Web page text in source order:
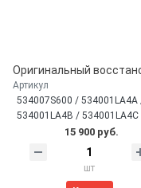
Артикул
534007S600 / 534001LA4A
534001LA4B / 534001LA4C
15 900 руб.
шт